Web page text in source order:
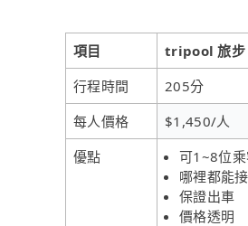
項目 tripool 旅步
行程時間
205分
每人價格
$1,450/人
優點
可1~8位
哪裡都能接
保證出車
價格透明